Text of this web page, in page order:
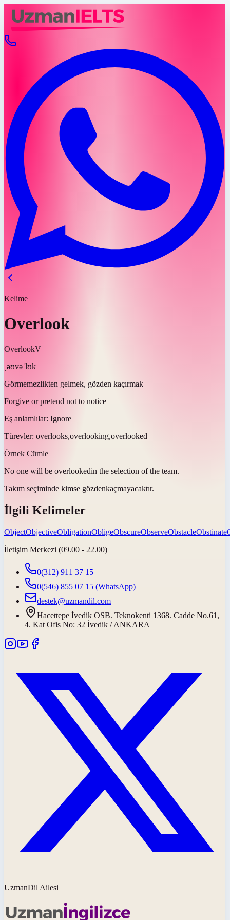
Kelime
Overlook
OverlookV
ˌəʊvəˈlʊk
Görmemezlikten gelmek, gözden kaçırmak
Forgive or pretend not to notice
Eş anlamlılar: Ignore
Türevler: overlooks,overlooking,overlooked
Örnek Cümle
No one will be overlookedin the selection of the team.
Takım seçiminde kimse gözdenkaçmayacaktır.
İlgili Kelimeler
ObjectObjectiveObligationObligeObscureObserveObstacleObstinate
İletişim Merkezi (09.00 - 22.00)
0(312) 911 37 15
0(546) 855 07 15 (WhatsApp)
destek@uzmandil.com
Hacettepe İvedik OSB. Teknokenti 1368. Cadde No.61,
4. Kat Ofis No: 32 İvedik / ANKARA
UzmanDil Ailesi